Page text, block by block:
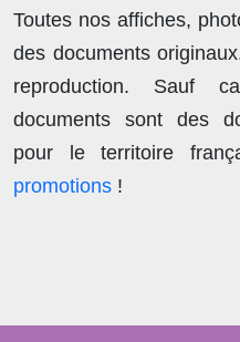
Toutes nos affiches,
des documents
reproduction. Sauf
documents sont des
pour le territoire
promotions !